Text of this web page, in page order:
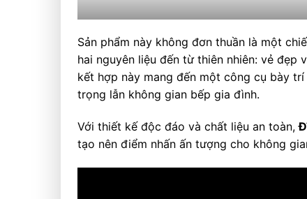
Sản phẩm này không đơn thuần là một
hai nguyên liệu đến từ thiên nhiên: vẻ đẹp
kết hợp này mang đến một công cụ bày
trọng lẫn không gian bếp gia đình.
Với thiết kế độc đáo và chất liệu an toàn,
tạo nên điểm nhấn ấn tượng cho không